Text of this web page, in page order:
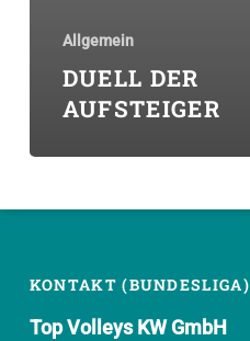
Allgemein
DUELL DER
AUFSTEIGER
KONTAKT (BUNDESLIGA)
Top Volleys KW GmbH